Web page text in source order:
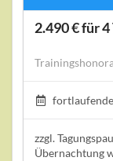
2.490 € für
zzgl.
Übernachtung